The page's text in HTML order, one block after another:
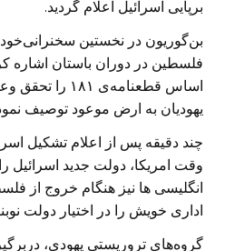
برپایی اسرائیل اعلام گردید.
بن‌گوریون در نخستین سخنرانی‌خود
فلسطین در دوران باستان اشاره
اساس قطعنامه‌ی
یهودیان به ارض موعود توصیف
چند دقیقه پس از اعلام تشکیل
وقت امریکا، دولت جدید
انگلیسی ها نیز هنگام خروج از
اداری خویش را در اختیار دولت
گروه‌های تروریستی یهودی،